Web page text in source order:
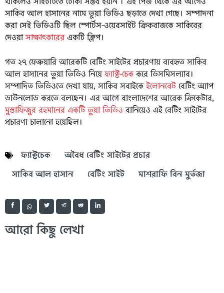
সাকিব আল হাসানের নামে ভুয়া ভিডিও ছড়াতে দেখা গেছে। সম্পাদনা
করা সেই ভিডিওটি ছিল স্পোর্টস-ওয়েবসাইট ক্রিকবাজকে সাকিবের
দেওয়াসাক্ষাৎকারের একটি ক্লিপ।
গত ২৭ ফেব্রুয়ারি আরেকটি বেটিং সাইটের প্রচারণায় ব্যবহৃত সাকিব
আল হাসানের ভুয়া ভিডিও নিয়েফ্যাক্ট-চেককরে ডিসমিসল্যাব।
সম্পাদিত ভিডিওতে দেখা যায়, সাকিব সবাইকেইলোনবেট বেটিং অ্যাপ
ডাউনলোড করতে বলছেন। এর আগে বাংলাদেশের আরেক ক্রিকেটার,
মুস্তাফিজুর রহমানের একটি ভুয়া ভিডিও বানিয়েও এই বেটিং সাইটের
প্রচারণা চালানো হয়েছিল।
ফ্যাক্টচেক
অবৈধ বেটিং সাইটের প্রচার
সাকিব আল হাসান
বেটিং সাইট মাশরাফি বিন মুর্তজা
আরো কিছু লেখা